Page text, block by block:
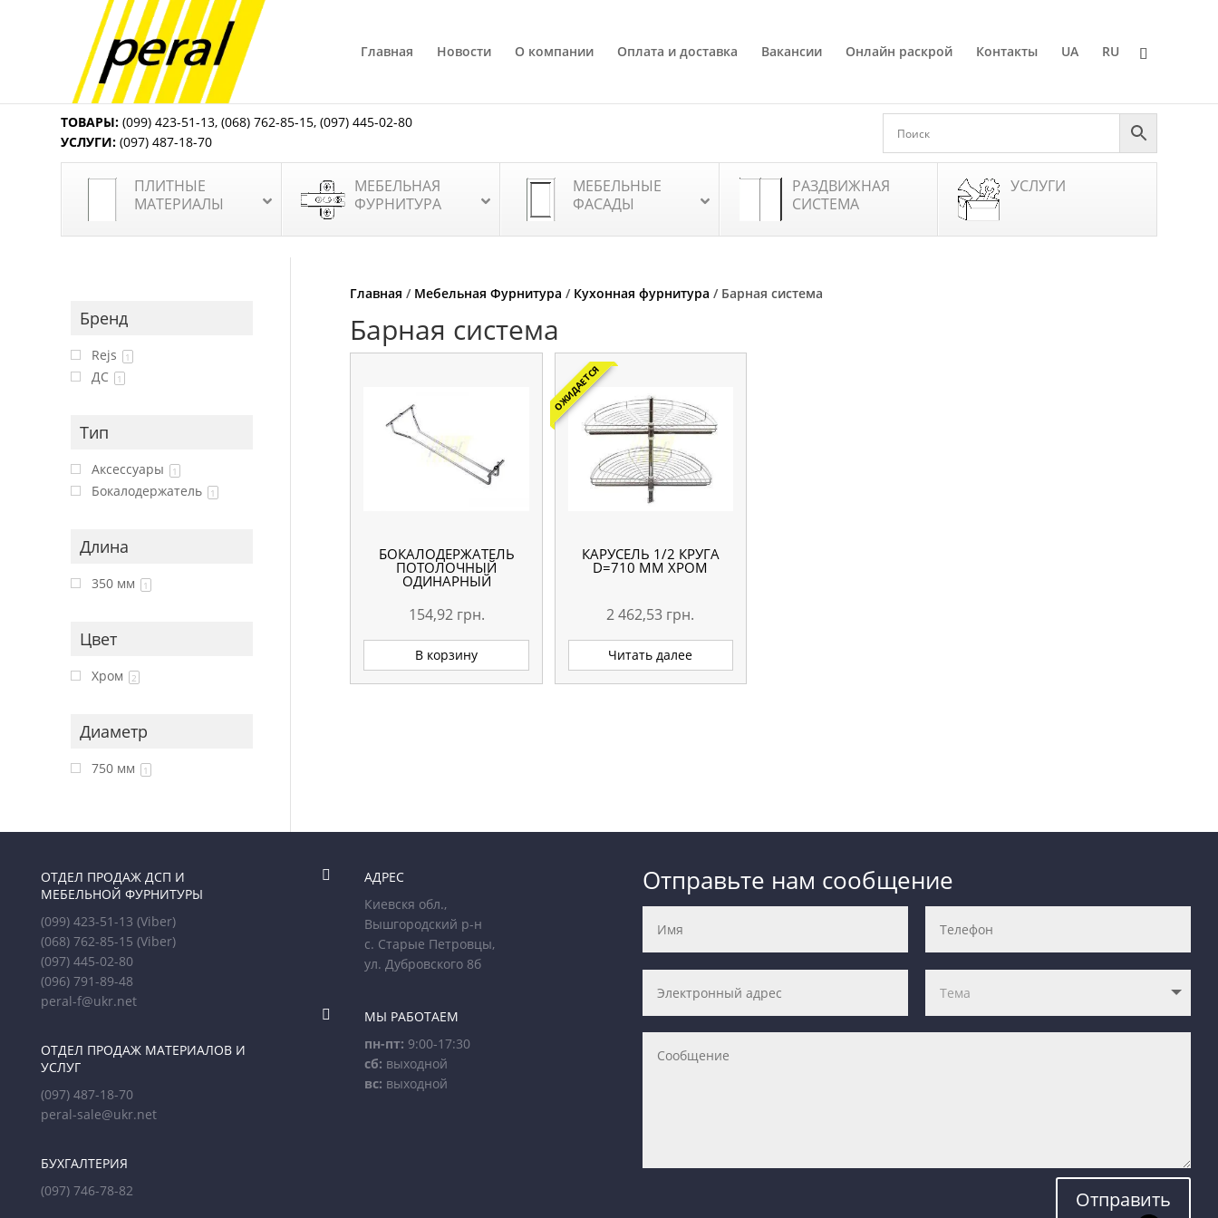
Главная Новости О компании Оплата и доставка Вакансии Онлайн раскрой Контакты UA RU
ТОВАРЫ: (099) 423-51-13,(068) 762-85-15,(097) 445-02-80
УСЛУГИ: (097) 487-18-70
ПЛИТНЫЕ
МАТЕРИАЛЫ
МЕБЕЛЬНАЯ
ФУРНИТУРА
МЕБЕЛЬНЫЕ
ФАСАДЫ
РАЗДВИЖНАЯ
СИСТЕМА
УСЛУГИ
Главная / Мебельная Фурнитура / Кухонная фурнитура / Барная система
Барная система
БОКАЛОДЕРЖАТЕЛЬ
ПОТОЛОЧНЫЙ
ОДИНАРНЫЙ
154,92 грн.
В корзину
ОЖИДАЕТСЯ
КАРУСЕЛЬ 1/2 КРУГА
D=710 ММ ХРОМ
2 462,53 грн.
Читать далее
Бренд
Rejs 1
ДС 1
Тип
Аксессуары 1
Бокалодержатель 1
Длина
350 мм 1
Цвет
Хром 2
Диаметр
750 мм 1
ОТДЕЛ ПРОДАЖ ДСП И
МЕБЕЛЬНОЙ ФУРНИТУРЫ
(099) 423-51-13(Viber)
(068) 762-85-15(Viber)
(097) 445-02-80
(096) 791-89-48
peral-f@ukr.net
ОТДЕЛ ПРОДАЖ МАТЕРИАЛОВ И
УСЛУГ
(097) 487-18-70
peral-sale@ukr.net
БУХГАЛТЕРИЯ
(097) 746-78-82

АДРЕС
Киевскя обл.,
Вышгородский р-н
с. Старые Петровцы,
ул. Дубровского 8б

МЫ РАБОТАЕМ
пн-пт: 9:00-17:30
сб: выходной
вс: выходной
Отправьте нам сообщение
Отправить